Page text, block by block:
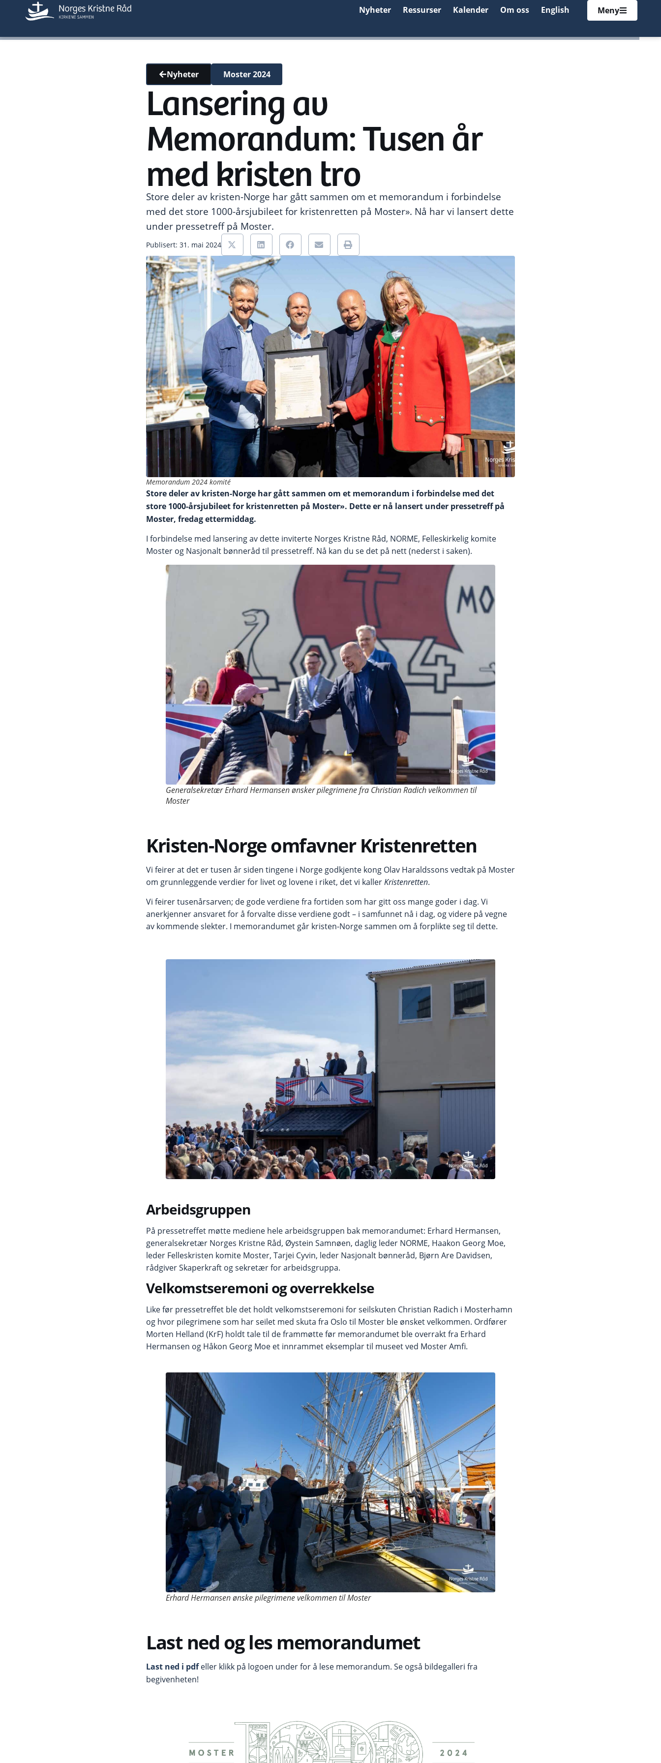
Nyheter Ressurser Kalender Om oss English Meny
Nyheter Moster 2024
Lansering av
Memorandum: Tusen år
med kristen tro
Store deler av kristen-Norge har gått sammen om et memorandum i forbindelse
med det store 1000-årsjubileet for kristenretten på Moster». Nå har vi lansert dette
under pressetreff på Moster.
Publisert: 31. mai 2024
Memorandum 2024 komité
Store deler av kristen-Norge har gått sammen om et memorandum i forbindelse med det
store 1000-årsjubileet for kristenretten på Moster». Dette er nå lansert under pressetreff på
Moster, fredag ettermiddag.
I forbindelse med lansering av dette inviterte Norges Kristne Råd, NORME, Felleskirkelig komite
Moster og Nasjonalt bønneråd til pressetreff. Nå kan du se det på nett (nederst i saken).
Generalsekretær Erhard Hermansen ønsker pilegrimene fra Christian Radich velkommen til
Moster
Kristen-Norge omfavner Kristenretten
Vi feirer at det er tusen år siden tingene i Norge godkjente kong Olav Haraldssons vedtak på Moster
om grunnleggende verdier for livet og lovene i riket, det vi kallerKristenretten.
Vi feirer tusenårsarven; de gode verdiene fra fortiden som har gitt oss mange goder i dag. Vi
anerkjenner ansvaret for å forvalte disse verdiene godt – i samfunnet nå i dag, og videre på vegne
av kommende slekter. I memorandumet går kristen-Norge sammen om å forplikte seg til dette.
Arbeidsgruppen
På pressetreffet møtte mediene hele arbeidsgruppen bak memorandumet: Erhard Hermansen,
generalsekretær Norges Kristne Råd, Øystein Samnøen, daglig leder NORME, Haakon Georg Moe,
leder Felleskristen komite Moster, Tarjei Cyvin, leder Nasjonalt bønneråd, Bjørn Are Davidsen,
rådgiver Skaperkraft og sekretær for arbeidsgruppa.
Velkomstseremoni og overrekkelse
Like før pressetreffet ble det holdt velkomstseremoni for seilskuten Christian Radich i Mosterhamn
og hvor pilegrimene som har seilet med skuta fra Oslo til Moster ble ønsket velkommen. Ordfører
Morten Helland (KrF) holdt tale til de frammøtte før memorandumet ble overrakt fra Erhard
Hermansen og Håkon Georg Moe et innrammet eksemplar til museet ved Moster Amfi.
Erhard Hermansen ønske pilegrimene velkommen til Moster
Last ned og les memorandumet
Last ned i pdfeller klikk på logoen under for å lese memorandum. Se også bildegalleri fra
begivenheten!